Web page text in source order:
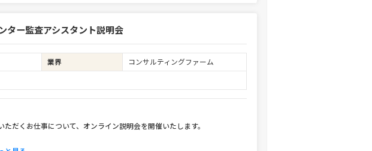
ター監査アシスタント説明会
業界
コンサルティングファーム
だくお仕事について、オンライン説明会を開催いたします。